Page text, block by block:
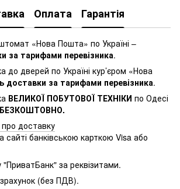
Оплата Гарантія
«Нова Пошта» по Україні –
за тарифами перевізника.
до дверей по Україні кур’єром «Нова
доставки за тарифами перевізника.
ВЕЛИКОЇ ПОБУТОВОЇ ТЕХНІКИ по Одесі
БЕЗКОШТОВНО.
про доставку
банківською карткою Visa або
за реквізитами.
(без ПДВ).